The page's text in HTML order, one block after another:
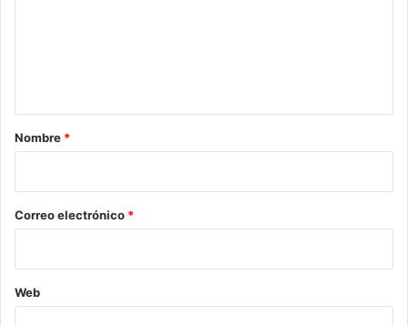
r
*
Nombre *
Correo electrónico *
Web